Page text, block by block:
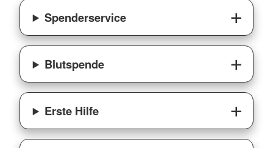
Spenderservice
Blutspende
Erste Hilfe